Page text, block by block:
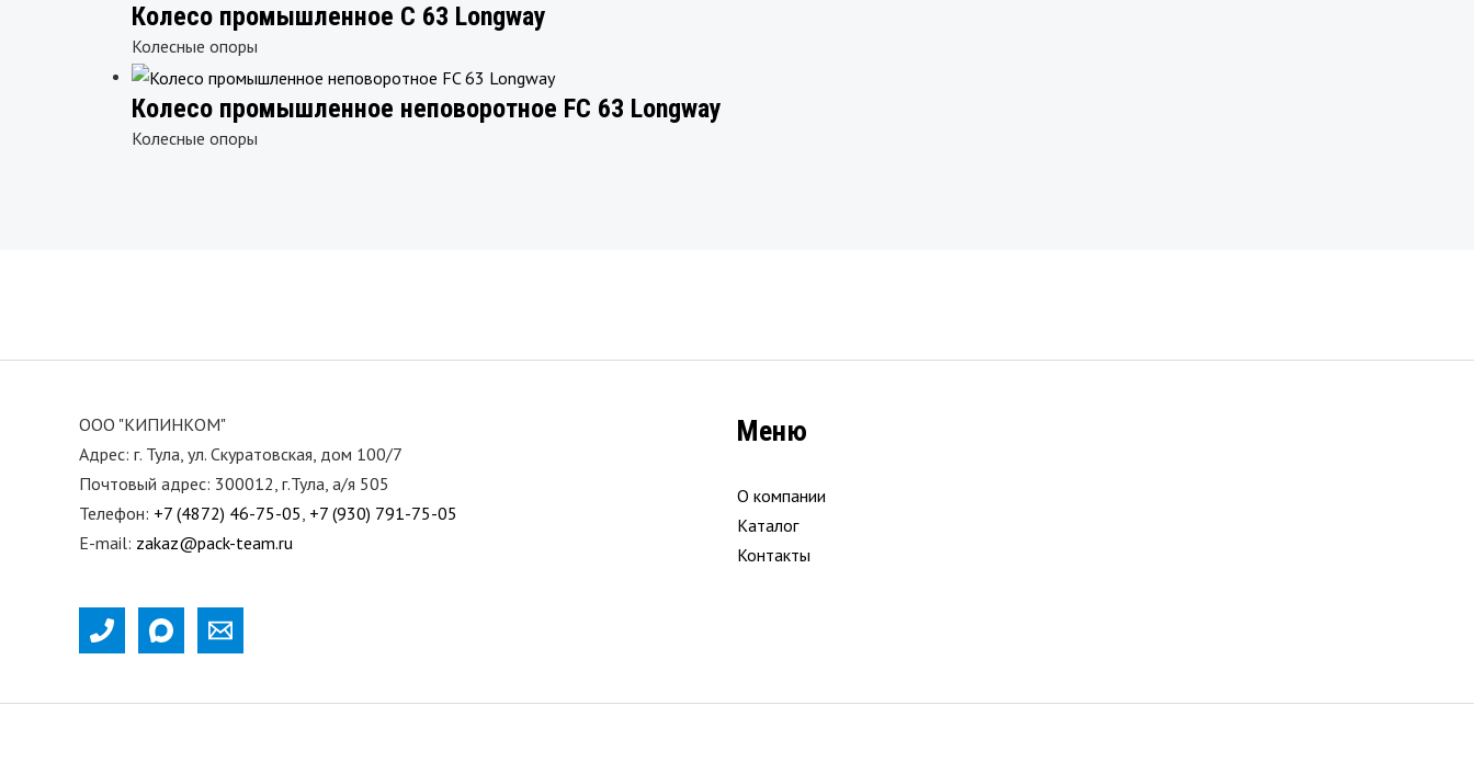
Колесо промышленное C 63 Longway
Колесные опоры
Колесо промышленное неповоротное FC 63 Longway
Колесные опоры
ООО "КИПИНКОМ"
Адрес: г. Тула, ул. Скуратовская, дом 100/7
Почтовый адрес: 300012, г.Тула, а/я 505
Телефон: +7 (4872) 46-75-05 +7 (930) 791-75-05
E-mail: zakaz@pack-team.ru
Меню
О компании
Каталог
Контакты